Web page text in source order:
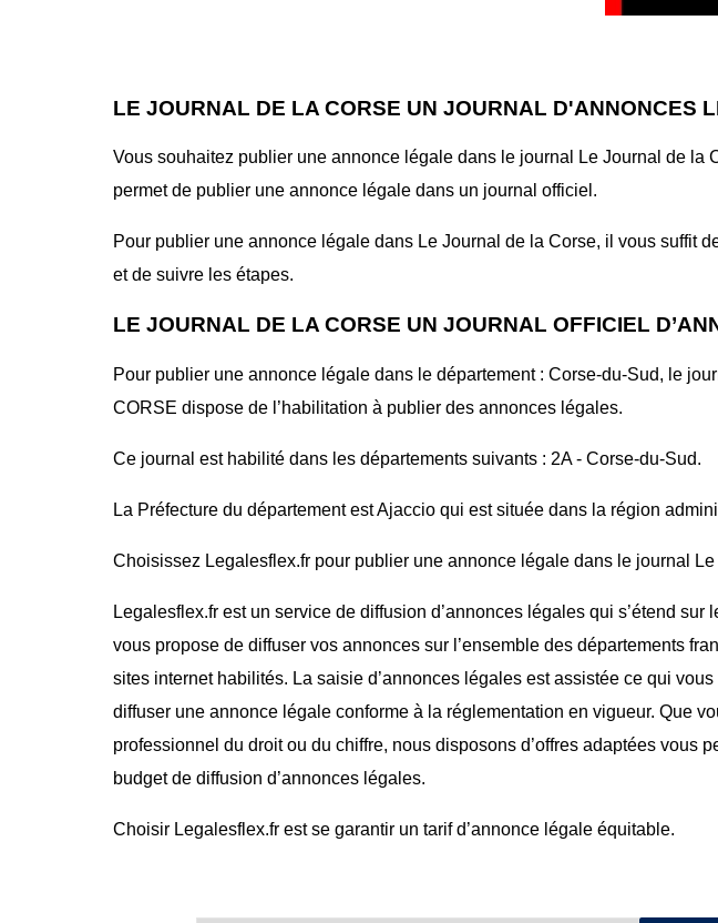
LE JOURNAL DE LA CORSE UN JOURNAL D'ANNONCES
Vous souhaitez publier une annonce légale dans le journal Le Journal de la
permet de publier une annonce légale dans un journal officiel.
Pour publier une annonce légale dans Le Journal de la Corse, il vous suffit
et de suivre les étapes.
LE JOURNAL DE LA CORSE UN JOURNAL OFFICIEL
Pour publier une annonce légale dans le département : Corse-du-Sud, le
CORSE dispose de l’habilitation à publier des annonces légales.
Ce journal est habilité dans les départements suivants : 2A - Corse-du-Sud.
La Préfecture du département est Ajaccio qui est située dans la région
Choisissez Legalesflex.fr pour publier une annonce légale dans le journal
Legalesflex.fr est un service de diffusion d’annonces légales qui s’étend sur
vous propose de diffuser vos annonces sur l’ensemble des départements
sites internet habilités. La saisie d’annonces légales est assistée ce qui vous
diffuser une annonce légale conforme à la réglementation en vigueur. Que
professionnel du droit ou du chiffre, nous disposons d’offres adaptées vous
budget de diffusion d’annonces légales.
Choisir Legalesflex.fr est se garantir un tarif d’annonce légale équitable.